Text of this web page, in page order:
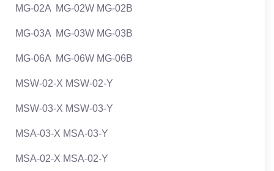
MG-02A MG-02W MG-02B
MG-03A MG-03W MG-03B
MG-06A MG-06W MG-06B
MSW-02-X MSW-02-Y
MSW-03-X MSW-03-Y
MSA-03-X MSA-03-Y
MSA-02-X MSA-02-Y